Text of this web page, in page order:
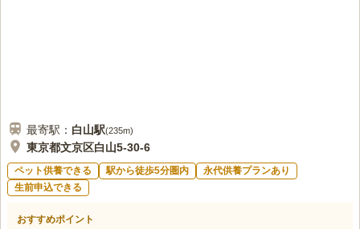
最寄駅： 白山駅(235m)
東京都文京区白山5-30-6
ペット供養できる 駅から徒歩5分圏内
永代供養プランあり
生前申込できる
おすすめポイント